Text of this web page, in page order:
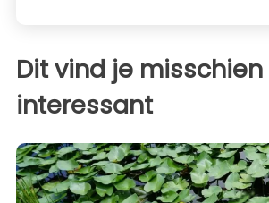
Dit vind je misschien
interessant